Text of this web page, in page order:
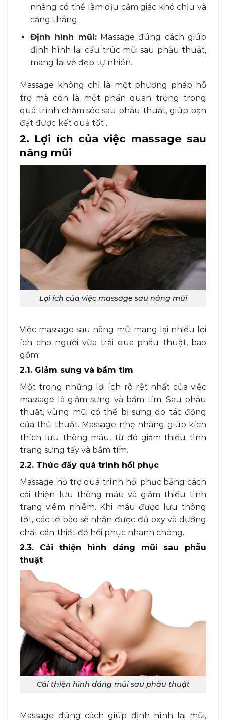
nhàng có thể làm dịu cảm giác khó chịu và
căng thẳng.
Định hình mũi:Massage đúng cách giúp
định hình lại cấu trúc mũi sau phẫu thuật,
mang lại vẻ đẹp tự nhiên.
Massage không chỉ là một phương pháp hỗ
trợ mà còn là một phần quan trọng trong
quá trình chăm sóc sau phẫu thuật, giúp bạn
đạt được kết quả tốt .
2. Lợi ích của việc massage sau
nâng mũi
Lợi ích của việc massage sau nâng mũi
Việc massage sau nâng mũi mang lại nhiều lợi
ích cho người vừa trải qua phẫu thuật, bao
gồm:
2.1. Giảm sưng và bầm tím
Một trong những lợi ích rõ rệt nhất của việc
massage là giảm sưng và bầm tím. Sau phẫu
thuật, vùng mũi có thể bị sưng do tác động
của thủ thuật. Massage nhẹ nhàng giúp kích
thích lưu thông máu, từ đó giảm thiểu tình
trạng sưng tấy và bầm tím.
2.2. Thúc đẩy quá trình hồi phục
Massage hỗ trợ quá trình hồi phục bằng cách
cải thiện lưu thông máu và giảm thiểu tình
trạng viêm nhiễm. Khi máu được lưu thông
tốt, các tế bào sẽ nhận được đủ oxy và dưỡng
chất cần thiết để hồi phục nhanh chóng.
2.3. Cải thiện hình dáng mũi sau phẫu
thuật
Cải thiện hình dáng mũi sau phẫu thuật
Massage đúng cách giúp định hình lại mũi,